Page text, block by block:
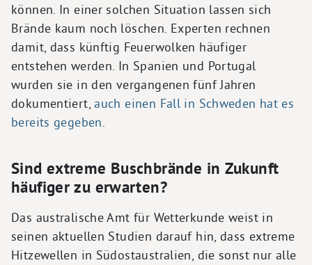
können. In einer solchen Situation lassen sich
Brände kaum noch löschen. Experten rechnen
damit, dass künftig Feuerwolken häufiger
entstehen werden. In Spanien und Portugal
wurden sie in den vergangenen fünf Jahren
dokumentiert,auch einen Fall in Schweden hat es
bereits gegeben.
Sind extreme Buschbrände in Zukunft
häufiger zu erwarten?
Das australische Amt für Wetterkunde weist in
seinen aktuellen Studien darauf hin, dass extreme
Hitzewellen in Südostaustralien, die sonst nur alle